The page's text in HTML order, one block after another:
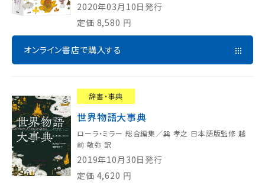
2020年03月10日発行
定価 8,580 円
オンライン書店で購入する
辞書・事典
世界物語大事典
ローラ・ミラー 総合編集／巽 孝之 日本語版監修 越
前 敏弥 訳
2019年10月30日発行
定価 4,620 円